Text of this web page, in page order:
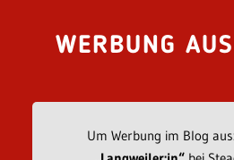
WERBUNG
Um Werbung im Blog